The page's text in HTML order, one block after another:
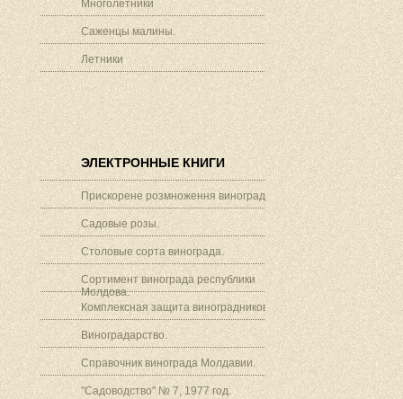
Многолетники
Саженцы малины.
Летники
ЭЛЕКТРОННЫЕ КНИГИ
Прискорене розмноження винограду.
Садовые розы.
Столовые сорта винограда.
Сортимент винограда республики
Молдова.
Комплексная защита виноградников.
Виноградарство.
Справочник винограда Молдавии.
"Садоводство" № 7, 1977 год.